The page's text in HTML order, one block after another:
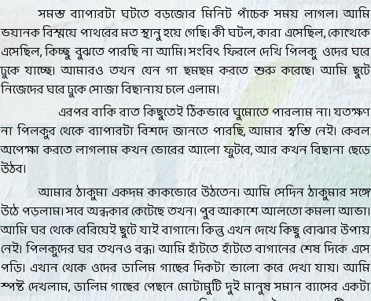
সমস্ত ব্যাপারটা ঘটতে বড়জোর মিনিট পাঁচেক সময় লাগল। আমি
ভয়ানক বিস্ময়ে পাথরের মত স্থানু হয়ে গেছি। কী ঘটল, কারা এসেছিল, কোত্থেকে
এসেছিল, কিচ্ছু বুঝতে পারছি না আমি। সংবিৎ ফিরলে দেখি পিলকু ওদের ঘরে
ঢুকে যাচ্ছে। আমারও তখন যেন গা ছমছম করতে শুরু করেছে। আমি ছুটে
নিজেদের ঘরে ঢুকে সোজা বিছানায় চলে এলাম।
এরপর বাকি রাত কিছুতেই ঠিকভাবে ঘুমোতে পারলাম না। যতক্ষণ
না পিলকুর থেকে ব্যাপারটা বিশদে জানতে পারছি, আমার স্বস্তি নেই। কেবল
অপেক্ষা করতে লাগলাম কখন ভোরের আলো ফুটবে, আর কখন বিছানা ছেড়ে
উঠব।
আমার ঠাকুমা একদম কাকভোরে উঠতেন। আমি সেদিন ঠাকুমার সঙ্গে
উঠে পড়লাম। সবে অন্ধকার কেটেছে তখন। পুব আকাশে আলতো কমলা আভা।
আমি ঘর থেকে বেরিয়েই ছুটে যাই বাগানে। কিন্তু এখন দেখে কিছু বোঝার উপায়
নেই। পিলকুদের ঘর তখনও বন্ধ। আমি হাঁটতে হাঁটতে বাগানের শেষ দিকে এসে
পড়ি। এখান থেকে ওদের ডালিম গাছের দিকটা ভালো করে দেখা যায়। আমি
স্পষ্ট দেখলাম, ডালিম গাছের পেছনে মোটামুটি দুই মানুষ সমান ব্যাসের একটা